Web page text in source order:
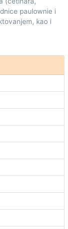
paulownie i
kao i